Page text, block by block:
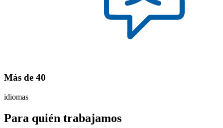
Más de 40
idiomas
Para quién trabajamos